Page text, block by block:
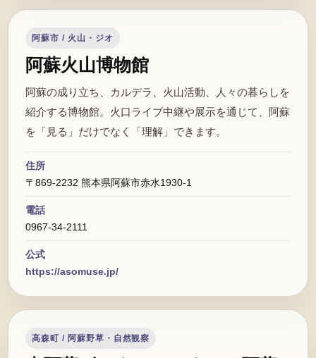
阿蘇市 / 火山・ジオ
阿蘇火山博物館
阿蘇の成り立ち、カルデラ、火山活動、人々の暮らしを
紹介する博物館。火口ライブ中継や展示を通じて、阿蘇
を「見る」だけでなく「理解」できます。
住所
〒869-2232 熊本県阿蘇市赤水1930-1
電話
0967-34-2111
公式
https://asomuse.jp/
高森町 / 阿蘇野草・自然観察